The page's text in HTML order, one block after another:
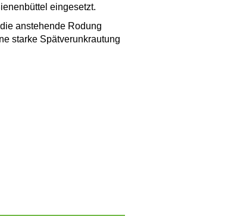
eingesetzt.
anstehende Rodung
starke Spätverunkrautung